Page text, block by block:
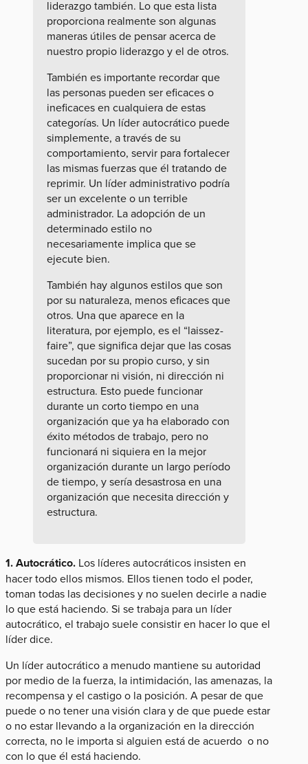
liderazgo también. Lo que esta lista
proporciona realmente son algunas
maneras útiles de pensar acerca de
nuestro propio liderazgo y el de otros.
También es importante recordar que
las personas pueden ser eficaces o
ineficaces en cualquiera de estas
categorías. Un líder autocrático puede
simplemente, a través de su
comportamiento, servir para fortalecer
las mismas fuerzas que él tratando de
reprimir. Un líder administrativo podría
ser un excelente o un terrible
administrador. La adopción de un
determinado estilo no
necesariamente implica que se
ejecute bien.
También hay algunos estilos que son
por su naturaleza, menos eficaces que
otros. Una que aparece en la
literatura, por ejemplo, es el “laissez-
faire”, que significa dejar que las cosas
sucedan por su propio curso, y sin
proporcionar ni visión, ni dirección ni
estructura. Esto puede funcionar
durante un corto tiempo en una
organización que ya ha elaborado con
éxito métodos de trabajo, pero no
funcionará ni siquiera en la mejor
organización durante un largo período
de tiempo, y sería desastrosa en una
organización que necesita dirección y
estructura.
1. Autocrático. Los líderes autocráticos insisten en
hacer todo ellos mismos. Ellos tienen todo el poder,
toman todas las decisiones y no suelen decirle a nadie
lo que está haciendo. Si se trabaja para un líder
autocrático, el trabajo suele consistir en hacer lo que el
líder dice.
Un líder autocrático a menudo mantiene su autoridad
por medio de la fuerza, la intimidación, las amenazas, la
recompensa y el castigo o la posición. A pesar de que
puede o no tener una visión clara y de que puede estar
o no estar llevando a la organización en la dirección
correcta, no le importa si alguien está de acuerdo o no
con lo que él está haciendo.